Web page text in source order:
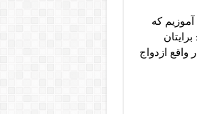
که
واقع ازدواج